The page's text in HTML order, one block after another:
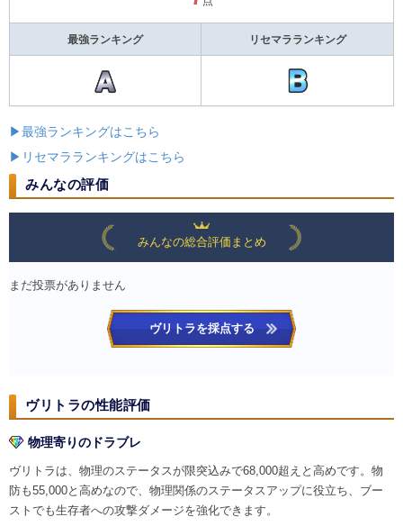
最強ランキング リセマラランキング
▶最強ランキングはこちら
▶リセマラランキングはこちら
みんなの評価
みんなの総合評価まとめ
まだ投票がありません
ヴリトラを採点する
ヴリトラの性能評価
物理寄りのドラブレ
ヴリトラは、物理のステータスが限突込みで68,000超えと高めです。物
防も55,000と高めなので、物理関係のステータスアップに役立ち、ブー
ストでも生存者への攻撃ダメージを強化できます。